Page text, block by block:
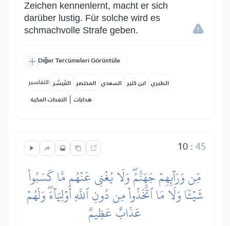
Zeichen kennenlernt, macht er sich
darüber lustig. Für solche wird es
schmachvolle Strafe geben.
Diğer Tercümeleri Görüntüle
التفاسير: المُيسَّر المختصر السعدي ابن كثير الطبري
النفحات المكية | هدايات
10:45
مِّن وَرَآئِهِمۡ جَهَنَّمُۖ وَلَا يُغۡنِي عَنۡهُم مَّا كَسَبُواْ
شَيۡـٔٗا وَلَا مَا ٱتَّخَذُواْ مِن دُونِ ٱللَّهِ أَوۡلِيَآءَۖ وَلَهُمۡ
عَذَابٌ عَظِيمٌ